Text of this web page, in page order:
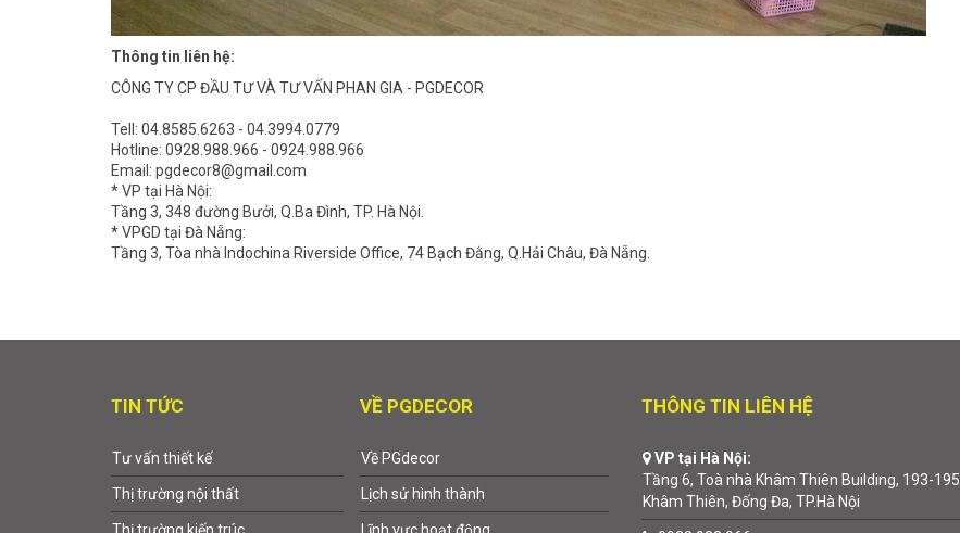
Thông tin liên hệ:
CÔNG TY CP ĐẦU TƯ VÀ TƯ VẤN PHAN GIA - PGDECOR
Tell: 04.8585.6263 - 04.3994.0779
Hotline: 0928.988.966 - 0924.988.966
Email: pgdecor8@gmail.com
* VP tại Hà Nội:
Tầng 3, 348 đường Bưởi, Q.Ba Đình, TP. Hà Nội.
* VPGD tại Đà Nẵng:
Tầng 3, Tòa nhà Indochina Riverside Office, 74 Bạch Đằng, Q.Hải Châu, Đà Nẵng.
TIN TỨC
Tư vấn thiết kế
Thị trường nội thất
VỀ PGDECOR
Về PGdecor
Lịch sử hình thành
THÔNG TIN LIÊN HỆ
VP tại Hà Nội:
Tầng 6, Toà nhà Khâm Thiên Building, 193-195
Khâm Thiên, Đống Đa, TP.Hà Nội